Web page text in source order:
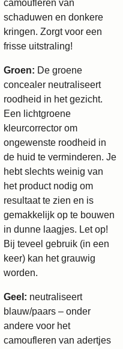
camoufleren van
schaduwen en donkere
kringen. Zorgt voor een
frisse uitstraling!
Groen: De groene
concealer neutraliseert
roodheid in het gezicht.
Een lichtgroene
kleurcorrector om
ongewenste roodheid in
de huid te verminderen. Je
hebt slechts weinig van
het product nodig om
resultaat te zien en is
gemakkelijk op te bouwen
in dunne laagjes. Let op!
Bij teveel gebruik (in een
keer) kan het grauwig
worden.
Geel: neutraliseert
blauw/paars – onder
andere voor het
camoufleren van adertjes